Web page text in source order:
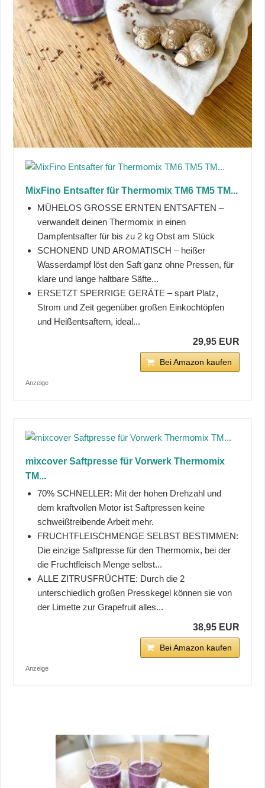
MixFino Entsafter für Thermomix TM6 TM5 TM...
MÜHELOS GROSSE ERNTEN ENTSAFTEN –
verwandelt deinen Thermomix in einen
Dampfentsafter für bis zu 2 kg Obst am Stück
SCHONEND UND AROMATISCH – heißer
Wasserdampf löst den Saft ganz ohne Pressen, für
klare und lange haltbare Säfte...
ERSETZT SPERRIGE GERÄTE – spart Platz,
Strom und Zeit gegenüber großen Einkochtöpfen
und Heißentsaftern, ideal...
29,95 EUR
Bei Amazon kaufen
Anzeige
mixcover Saftpresse für Vorwerk Thermomix
TM...
70% SCHNELLER: Mit der hohen Drehzahl und
dem kraftvollen Motor ist Saftpressen keine
schweißtreibende Arbeit mehr.
FRUCHTFLEISCHMENGE SELBST BESTIMMEN:
Die einzige Saftpresse für den Thermomix, bei der
die Fruchtfleisch Menge selbst...
ALLE ZITRUSFRÜCHTE: Durch die 2
unterschiedlich großen Presskegel können sie von
der Limette zur Grapefruit alles...
38,95 EUR
Bei Amazon kaufen
Anzeige